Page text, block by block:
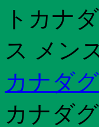
トカナ
ス メン
カナダ
カナダ